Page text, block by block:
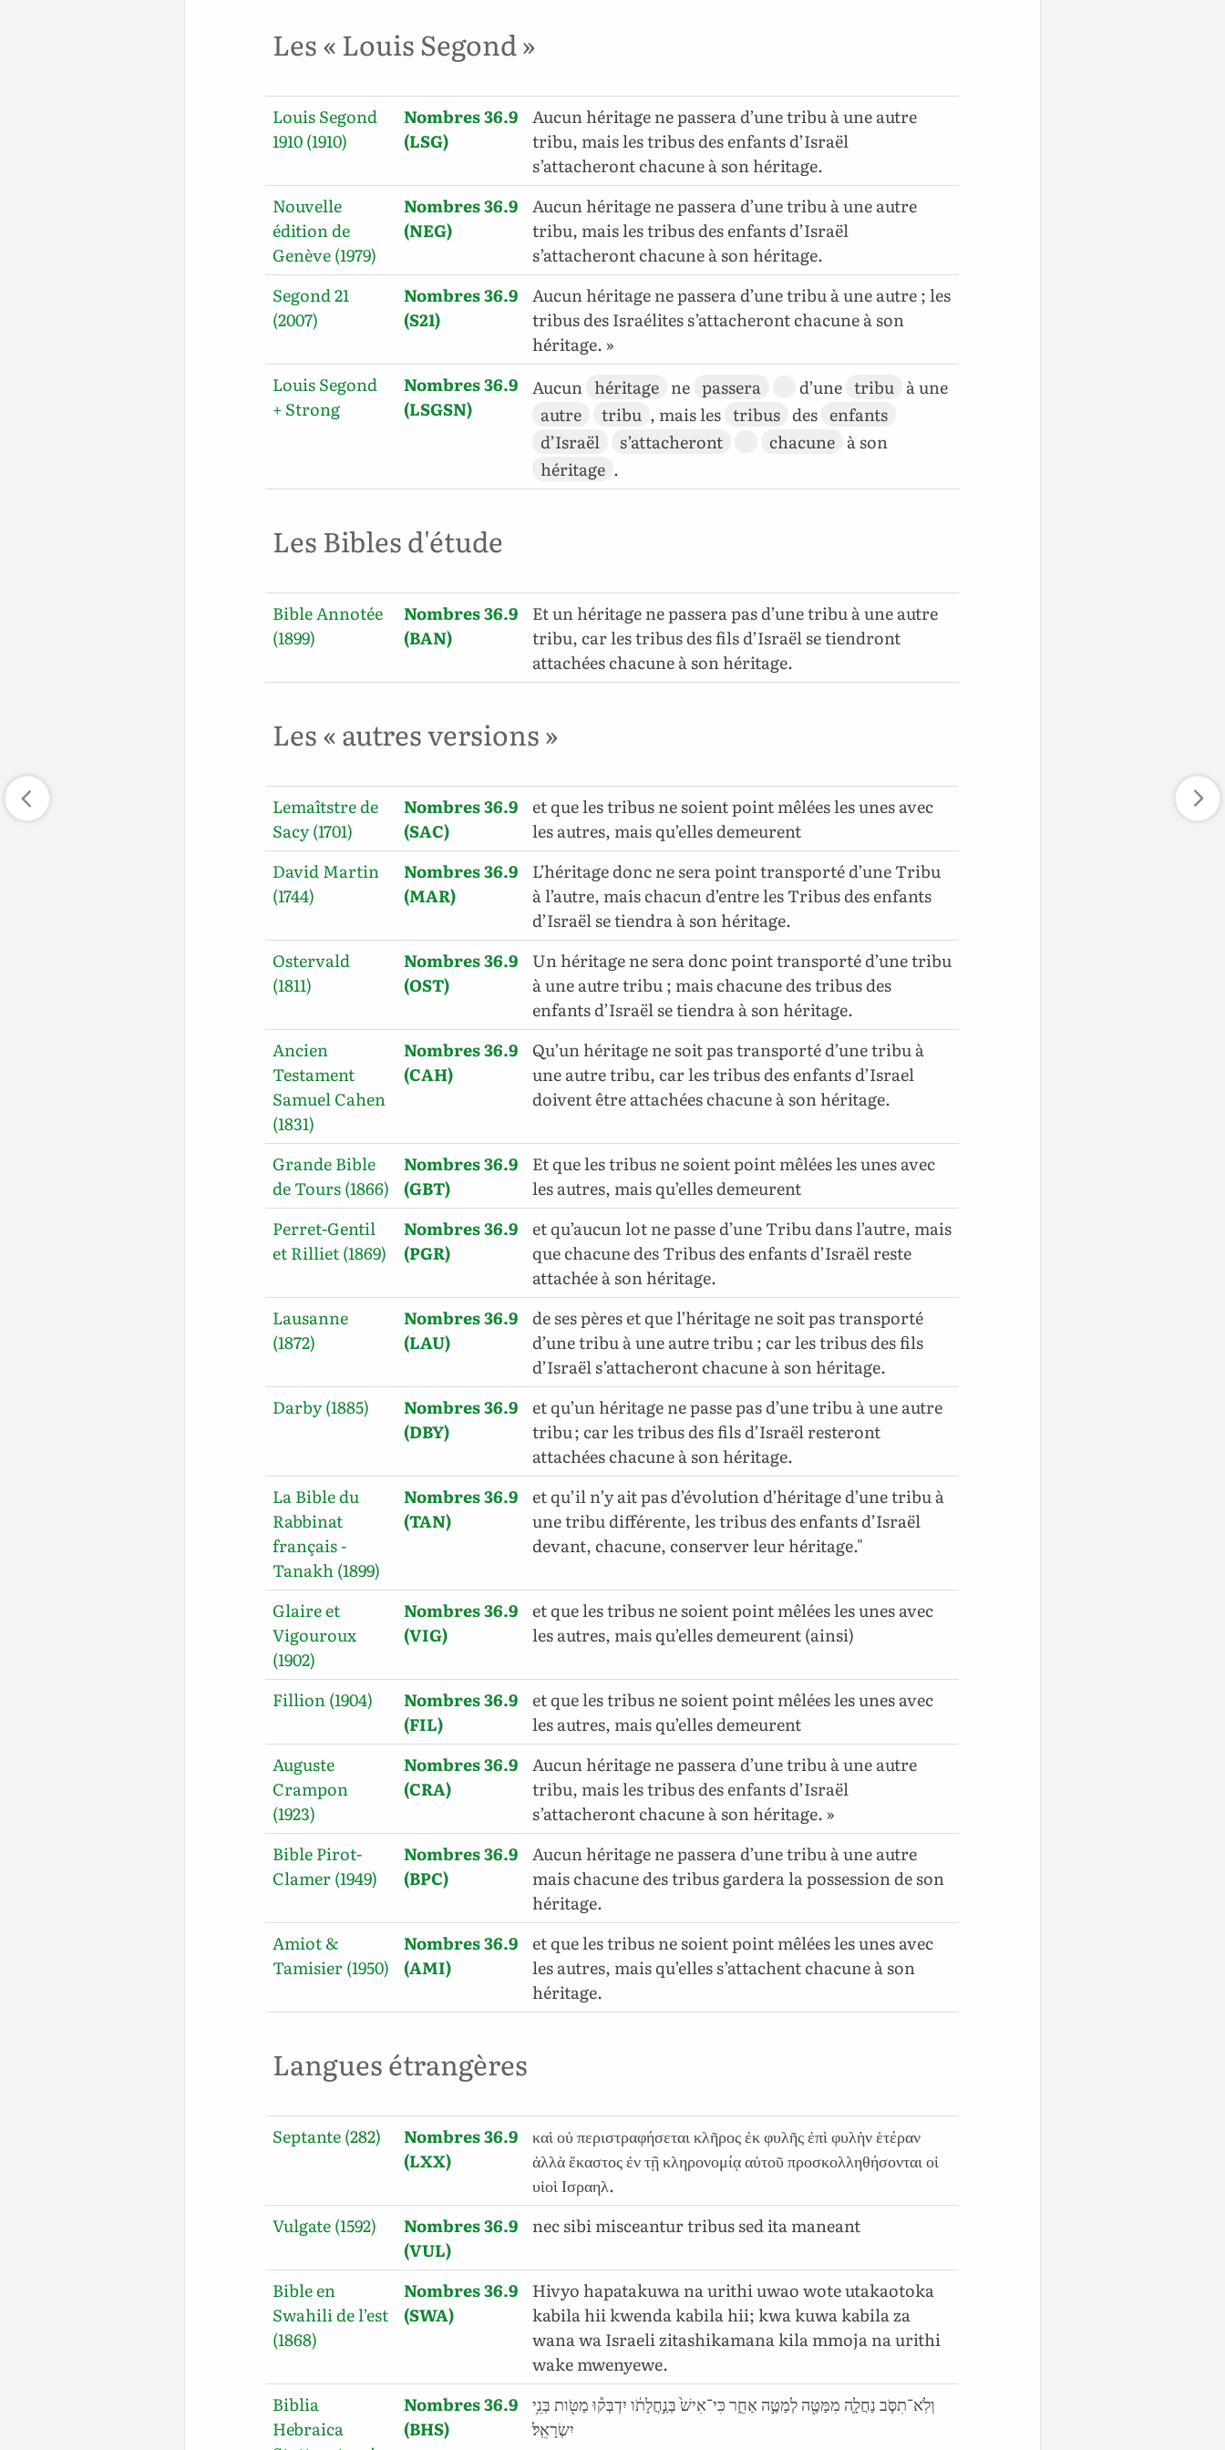
Les « Louis Segond »
Louis Segond
1910 (1910)
Nombres 36.9
(LSG)
Aucun héritage ne passera d’une tribu à une autre
tribu, mais les tribus des enfants d’Israël
s’attacheront chacune à son héritage.
Nouvelle
édition de
Genève (1979)
Nombres 36.9
(NEG)
Aucun héritage ne passera d’une tribu à une autre
tribu, mais les tribus des enfants d’Israël
s’attacheront chacune à son héritage.
Segond 21
(2007)
Nombres 36.9
(S21)
Aucun héritage ne passera d’une tribu à une autre ; les
tribus des Israélites s’attacheront chacune à son
héritage. »
Louis Segond
+ Strong
Nombres 36.9
(LSGSN)
Aucun héritage ne passera d’une tribu à une
autre
tribu , mais les tribus des enfants
d’Israël
s’attacheront chacune à son
héritage .
Les Bibles d'étude
Bible Annotée
(1899)
Nombres 36.9
(BAN)
Et un héritage ne passera pas d’une tribu à une autre
tribu, car les tribus des fils d’Israël se tiendront
attachées chacune à son héritage.
Les « autres versions »
Lemaîtstre de
Sacy (1701)
Nombres 36.9
(SAC)
et que les tribus ne soient point mêlées les unes avec
les autres, mais qu’elles demeurent
David Martin
(1744)
Nombres 36.9
(MAR)
L’héritage donc ne sera point transporté d’une Tribu
à l’autre, mais chacun d’entre les Tribus des enfants
d’Israël se tiendra à son héritage.
Ostervald
(1811)
Nombres 36.9
(OST)
Un héritage ne sera donc point transporté d’une tribu
à une autre tribu ; mais chacune des tribus des
enfants d’Israël se tiendra à son héritage.
Ancien
Testament
Samuel Cahen
(1831)
Nombres 36.9
(CAH)
Qu’un héritage ne soit pas transporté d’une tribu à
une autre tribu, car les tribus des enfants d’Israel
doivent être attachées chacune à son héritage.
Grande Bible
de Tours (1866)
Nombres 36.9
(GBT)
Et que les tribus ne soient point mêlées les unes avec
les autres, mais qu’elles demeurent
Perret-Gentil
et Rilliet (1869)
Nombres 36.9
(PGR)
et qu’aucun lot ne passe d’une Tribu dans l’autre, mais
que chacune des Tribus des enfants d’Israël reste
attachée à son héritage.
Lausanne
(1872)
Nombres 36.9
(LAU)
de ses pères et que l’héritage ne soit pas transporté
d’une tribu à une autre tribu ; car les tribus des fils
d’Israël s’attacheront chacune à son héritage.
Darby (1885)
Nombres 36.9
(DBY)
et qu’un héritage ne passe pas d’une tribu à une autre
tribu ; car les tribus des fils d’Israël resteront
attachées chacune à son héritage.
La Bible du
Rabbinat
français -
Tanakh (1899)
Nombres 36.9
(TAN)
et qu’il n’y ait pas d’évolution d’héritage d’une tribu à
une tribu différente, les tribus des enfants d’Israël
devant, chacune, conserver leur héritage."
Glaire et
Vigouroux
(1902)
Nombres 36.9
(VIG)
et que les tribus ne soient point mêlées les unes avec
les autres, mais qu’elles demeurent (ainsi)
Fillion (1904)
Nombres 36.9
(FIL)
et que les tribus ne soient point mêlées les unes avec
les autres, mais qu’elles demeurent
Auguste
Crampon
(1923)
Nombres 36.9
(CRA)
Aucun héritage ne passera d’une tribu à une autre
tribu, mais les tribus des enfants d’Israël
s’attacheront chacune à son héritage. »
Bible Pirot-
Clamer (1949)
Nombres 36.9
(BPC)
Aucun héritage ne passera d’une tribu à une autre
mais chacune des tribus gardera la possession de son
héritage.
Amiot &
Tamisier (1950)
Nombres 36.9
(AMI)
et que les tribus ne soient point mêlées les unes avec
les autres, mais qu’elles s’attachent chacune à son
héritage.
Langues étrangères
Septante (282)
Nombres 36.9
(LXX)
καὶ οὐ περιστραφήσεται κλῆρος ἐκ φυλῆς ἐπὶ φυλὴν ἑτέραν
ἀλλὰ ἕκαστος ἐν τῇ κληρονομίᾳ αὐτοῦ προσκολληθήσονται οἱ
υἱοὶ Ισραηλ.
Vulgate (1592)
Nombres 36.9
(VUL)
nec sibi misceantur tribus sed ita maneant
Bible en
Swahili de l’est
(1868)
Nombres 36.9
(SWA)
Hivyo hapatakuwa na urithi uwao wote utakaotoka
kabila hii kwenda kabila hii; kwa kuwa kabila za
wana wa Israeli zitashikamana kila mmoja na urithi
wake mwenyewe.
Biblia
Hebraica
Nombres 36.9
(BHS)
וְלֹֽא־תִסֹּ֧ב נַחֲלָ֛ה מִמַּטֶּ֖ה לְמַטֶּ֣ה אַחֵ֑ר כִּי־אִישׁ֙ בְּנַ֣חֲלָתֹ֔ו יִדְבְּק֕וּ מַטֹּ֖ות בְּנֵ֥י
יִשְׂרָאֵֽל׃